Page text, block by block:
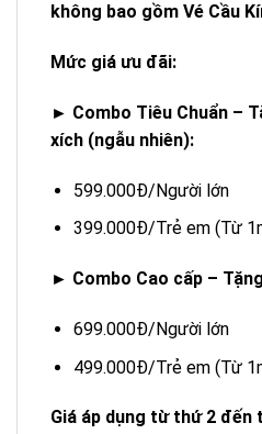
không bao gồm Vé Cầu
Mức giá ưu đãi:
► Combo Tiêu Chuẩn –
xích (ngẫu nhiên):
599.000Đ/Người lớn
399.000Đ/Trẻ em (Từ
► Combo Cao cấp –
699.000Đ/Người lớn
499.000Đ/Trẻ em (Từ
Giá áp dụng từ thứ 2 đến